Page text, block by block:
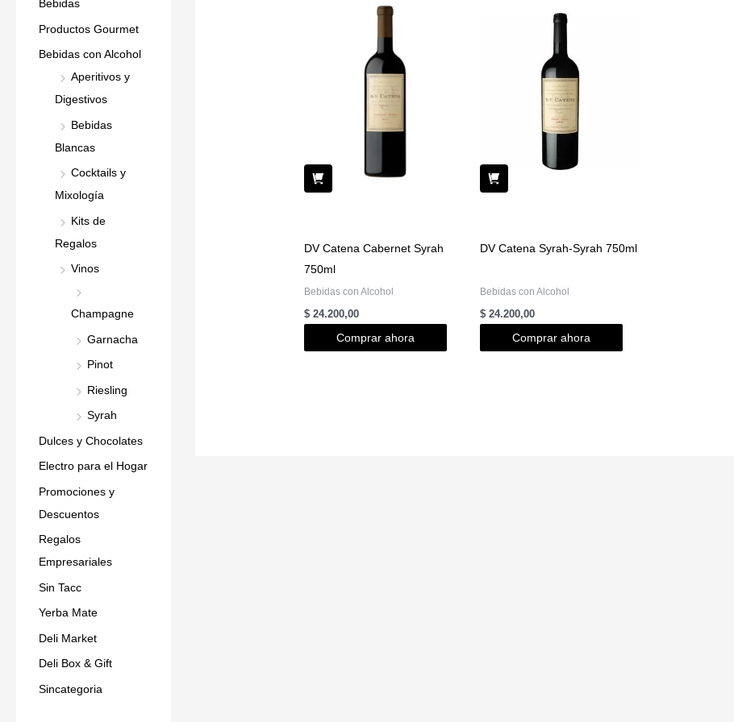
Bebidas
Productos Gourmet
Bebidas con Alcohol
Aperitivos y
Digestivos
Bebidas
Blancas
Cocktails y
Mixología
Kits de
Regalos
Vinos
Champagne
Garnacha
Pinot
Riesling
Syrah
Dulces y Chocolates
Electro para el Hogar
Promociones y
Descuentos
Regalos
Empresariales
Sin Tacc
Yerba Mate
Deli Market
Deli Box & Gift
Sincategoria
DV Catena Cabernet Syrah
750ml
Bebidas con Alcohol
$ 24.200,00
Comprar ahora
DV Catena Syrah-Syrah 750ml
Bebidas con Alcohol
$ 24.200,00
Comprar ahora